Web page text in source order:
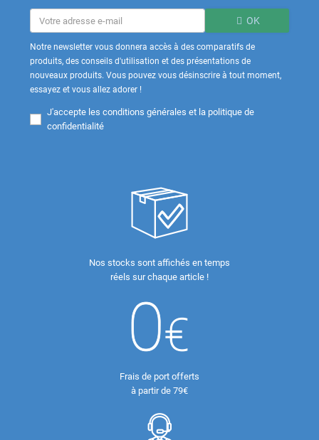
OK
Notre newsletter vous donnera accès à des comparatifs de
produits, des conseils d'utilisation et des présentations de
nouveaux produits. Vous pouvez vous désinscrire à tout moment,
essayez et vous allez adorer !
J'accepte les conditions générales et la politique de
confidentialité
Nos stocks sont affichés en temps
réels sur chaque article !
Frais de port offerts
à partir de 79€